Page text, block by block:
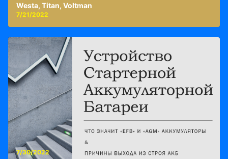
Westa, Titan, Voltman
7/21/2022
7/30/2022